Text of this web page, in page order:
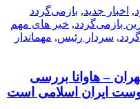
, اخبار جدید, بازمی‌گردد
بازمی‌گردد, خبر های مهم
, سردار رئیس, مهماندار
– هاوانا بررسی
ایران اسلامی است